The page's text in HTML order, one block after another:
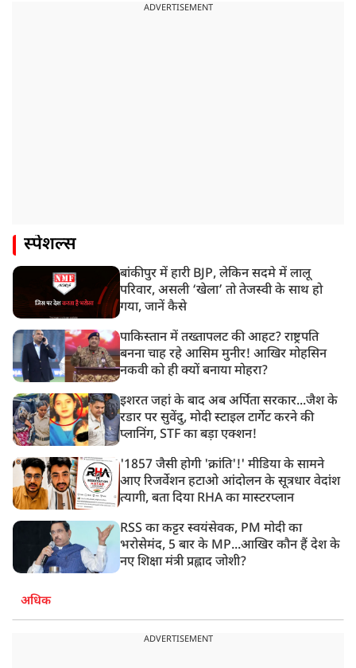
ADVERTISEMENT
स्पेशल्स
बांकीपुर में हारी BJP, लेकिन सदमे में लालू
परिवार, असली ‘खेला’ तो तेजस्वी के साथ हो
गया, जानें कैसे
पाकिस्तान में तख्तापलट की आहट? राष्ट्रपति
बनना चाह रहे आसिम मुनीर! आखिर मोहसिन
नकवी को ही क्यों बनाया मोहरा?
इशरत जहां के बाद अब अर्पिता सरकार...जैश के
रडार पर सुवेंदु, मोदी स्टाइल टार्गेट करने की
प्लानिंग, STF का बड़ा एक्शन!
'1857 जैसी होगी 'क्रांति'!' मीडिया के सामने
आए रिजर्वेशन हटाओ आंदोलन के सूत्रधार वेदांश
त्यागी, बता दिया RHA का मास्टरप्लान
RSS का कट्टर स्वयंसेवक, PM मोदी का
भरोसेमंद, 5 बार के MP...आखिर कौन हैं देश के
नए शिक्षा मंत्री प्रह्लाद जोशी?
अधिक
ADVERTISEMENT